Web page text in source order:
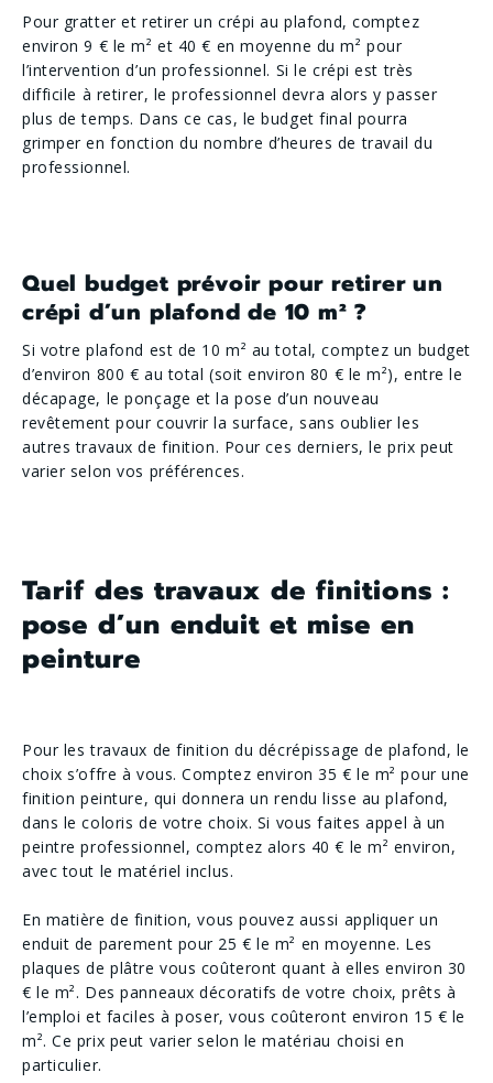
Pour gratter et retirer un crépi au plafond, comptez
environ 9 € le m² et 40 € en moyenne du m² pour
l’intervention d’un professionnel. Si le crépi est très
difficile à retirer, le professionnel devra alors y passer
plus de temps. Dans ce cas, le budget final pourra
grimper en fonction du nombre d’heures de travail du
professionnel.
Quel budget prévoir pour retirer un
crépi d’un plafond de 10 m² ?
Si votre plafond est de 10 m² au total, comptez un budget
d’environ 800 € au total (soit environ 80 € le m²), entre le
décapage, le ponçage et la pose d’un nouveau
revêtement pour couvrir la surface, sans oublier les
autres travaux de finition. Pour ces derniers, le prix peut
varier selon vos préférences.
Tarif des travaux de finitions :
pose d’un enduit et mise en
peinture
Pour les travaux de finition du décrépissage de plafond, le
choix s’offre à vous. Comptez environ 35 € le m² pour une
finition peinture, qui donnera un rendu lisse au plafond,
dans le coloris de votre choix. Si vous faites appel à un
peintre professionnel, comptez alors 40 € le m² environ,
avec tout le matériel inclus.
En matière de finition, vous pouvez aussi appliquer un
enduit de parement pour 25 € le m² en moyenne. Les
plaques de plâtre vous coûteront quant à elles environ 30
€ le m². Des panneaux décoratifs de votre choix, prêts à
l’emploi et faciles à poser, vous coûteront environ 15 € le
m². Ce prix peut varier selon le matériau choisi en
particulier.